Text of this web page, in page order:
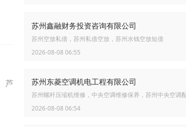
芦
苏州鑫融财务投资咨询有限公司
苏州空放私借，苏州私借空放，苏州水钱空放短借
2026-08-08 06:55
苏州东菱空调机电工程有限公司
苏州螺杆压缩机维修，中央空调维修保养，苏州中央空调
2026-08-08 06:54